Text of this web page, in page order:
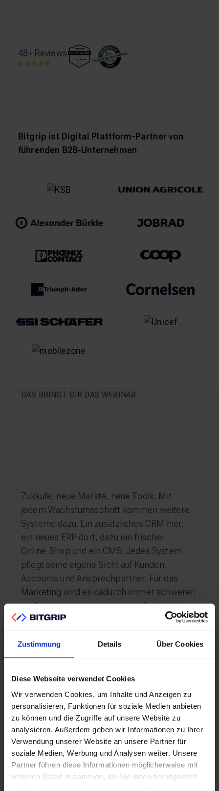
Zustimmung Details Über Cookies
Diese Webseite verwendet Cookies
Wir verwenden Cookies, um Inhalte und Anzeigen zu
personalisieren, Funktionen für soziale Medien anbieten
zu können und die Zugriffe auf unsere Website zu
analysieren. Außerdem geben wir Informationen zu Ihrer
Verwendung unserer Website an unsere Partner für
soziale Medien, Werbung und Analysen weiter. Unsere
Partner führen diese Informationen möglicherweise mit
weiteren Daten zusammen, die Sie ihnen bereitgestellt
48+ Reviews
Bitgrip ist Digital Plattform-Partner von
führenden B2B-Unternehmen
DAS BRINGT DIR DAS WEBINAR
Zukäufe, neue Märkte, neue Tools: Mit
jedem Wachstumsschritt kommen weitere
Systeme dazu. Ein zusätzliches CRM hier,
ein neues ERP dort, dazu ein frischer
Online‑Shop und ein CMS. Jedes System
pflegt seine eigene Sicht auf Kunden,
Accounts und Ansprechpartner. Für das
Marketing wird es dadurch immer schwerer,
sauber zu segmentieren, gezielt
auszusteuern und Wirkung verlässlich zu
In diesem Webinar begleiten wir einen
eines Praxisbeispiels zeigen Boomi und
Bitgrip, wie aus CRM, ERP und digitalen
Kanälen wieder eine konsistente
Kundensicht entsteht.
Das Ergebnis: Segmentierung wird
belastbar, Marketing Automation greift